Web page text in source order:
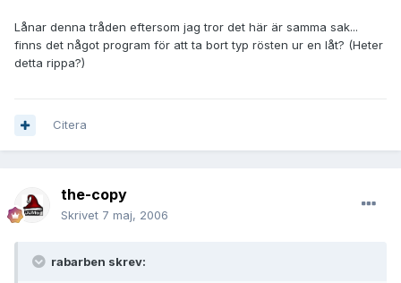
Lånar denna tråden eftersom jag tror det här är samma sak...
finns det något program för att ta bort typ rösten ur en låt? (Heter
detta rippa?)
Citera
the-copy
Skrivet 7 maj, 2006
rabarben skrev: